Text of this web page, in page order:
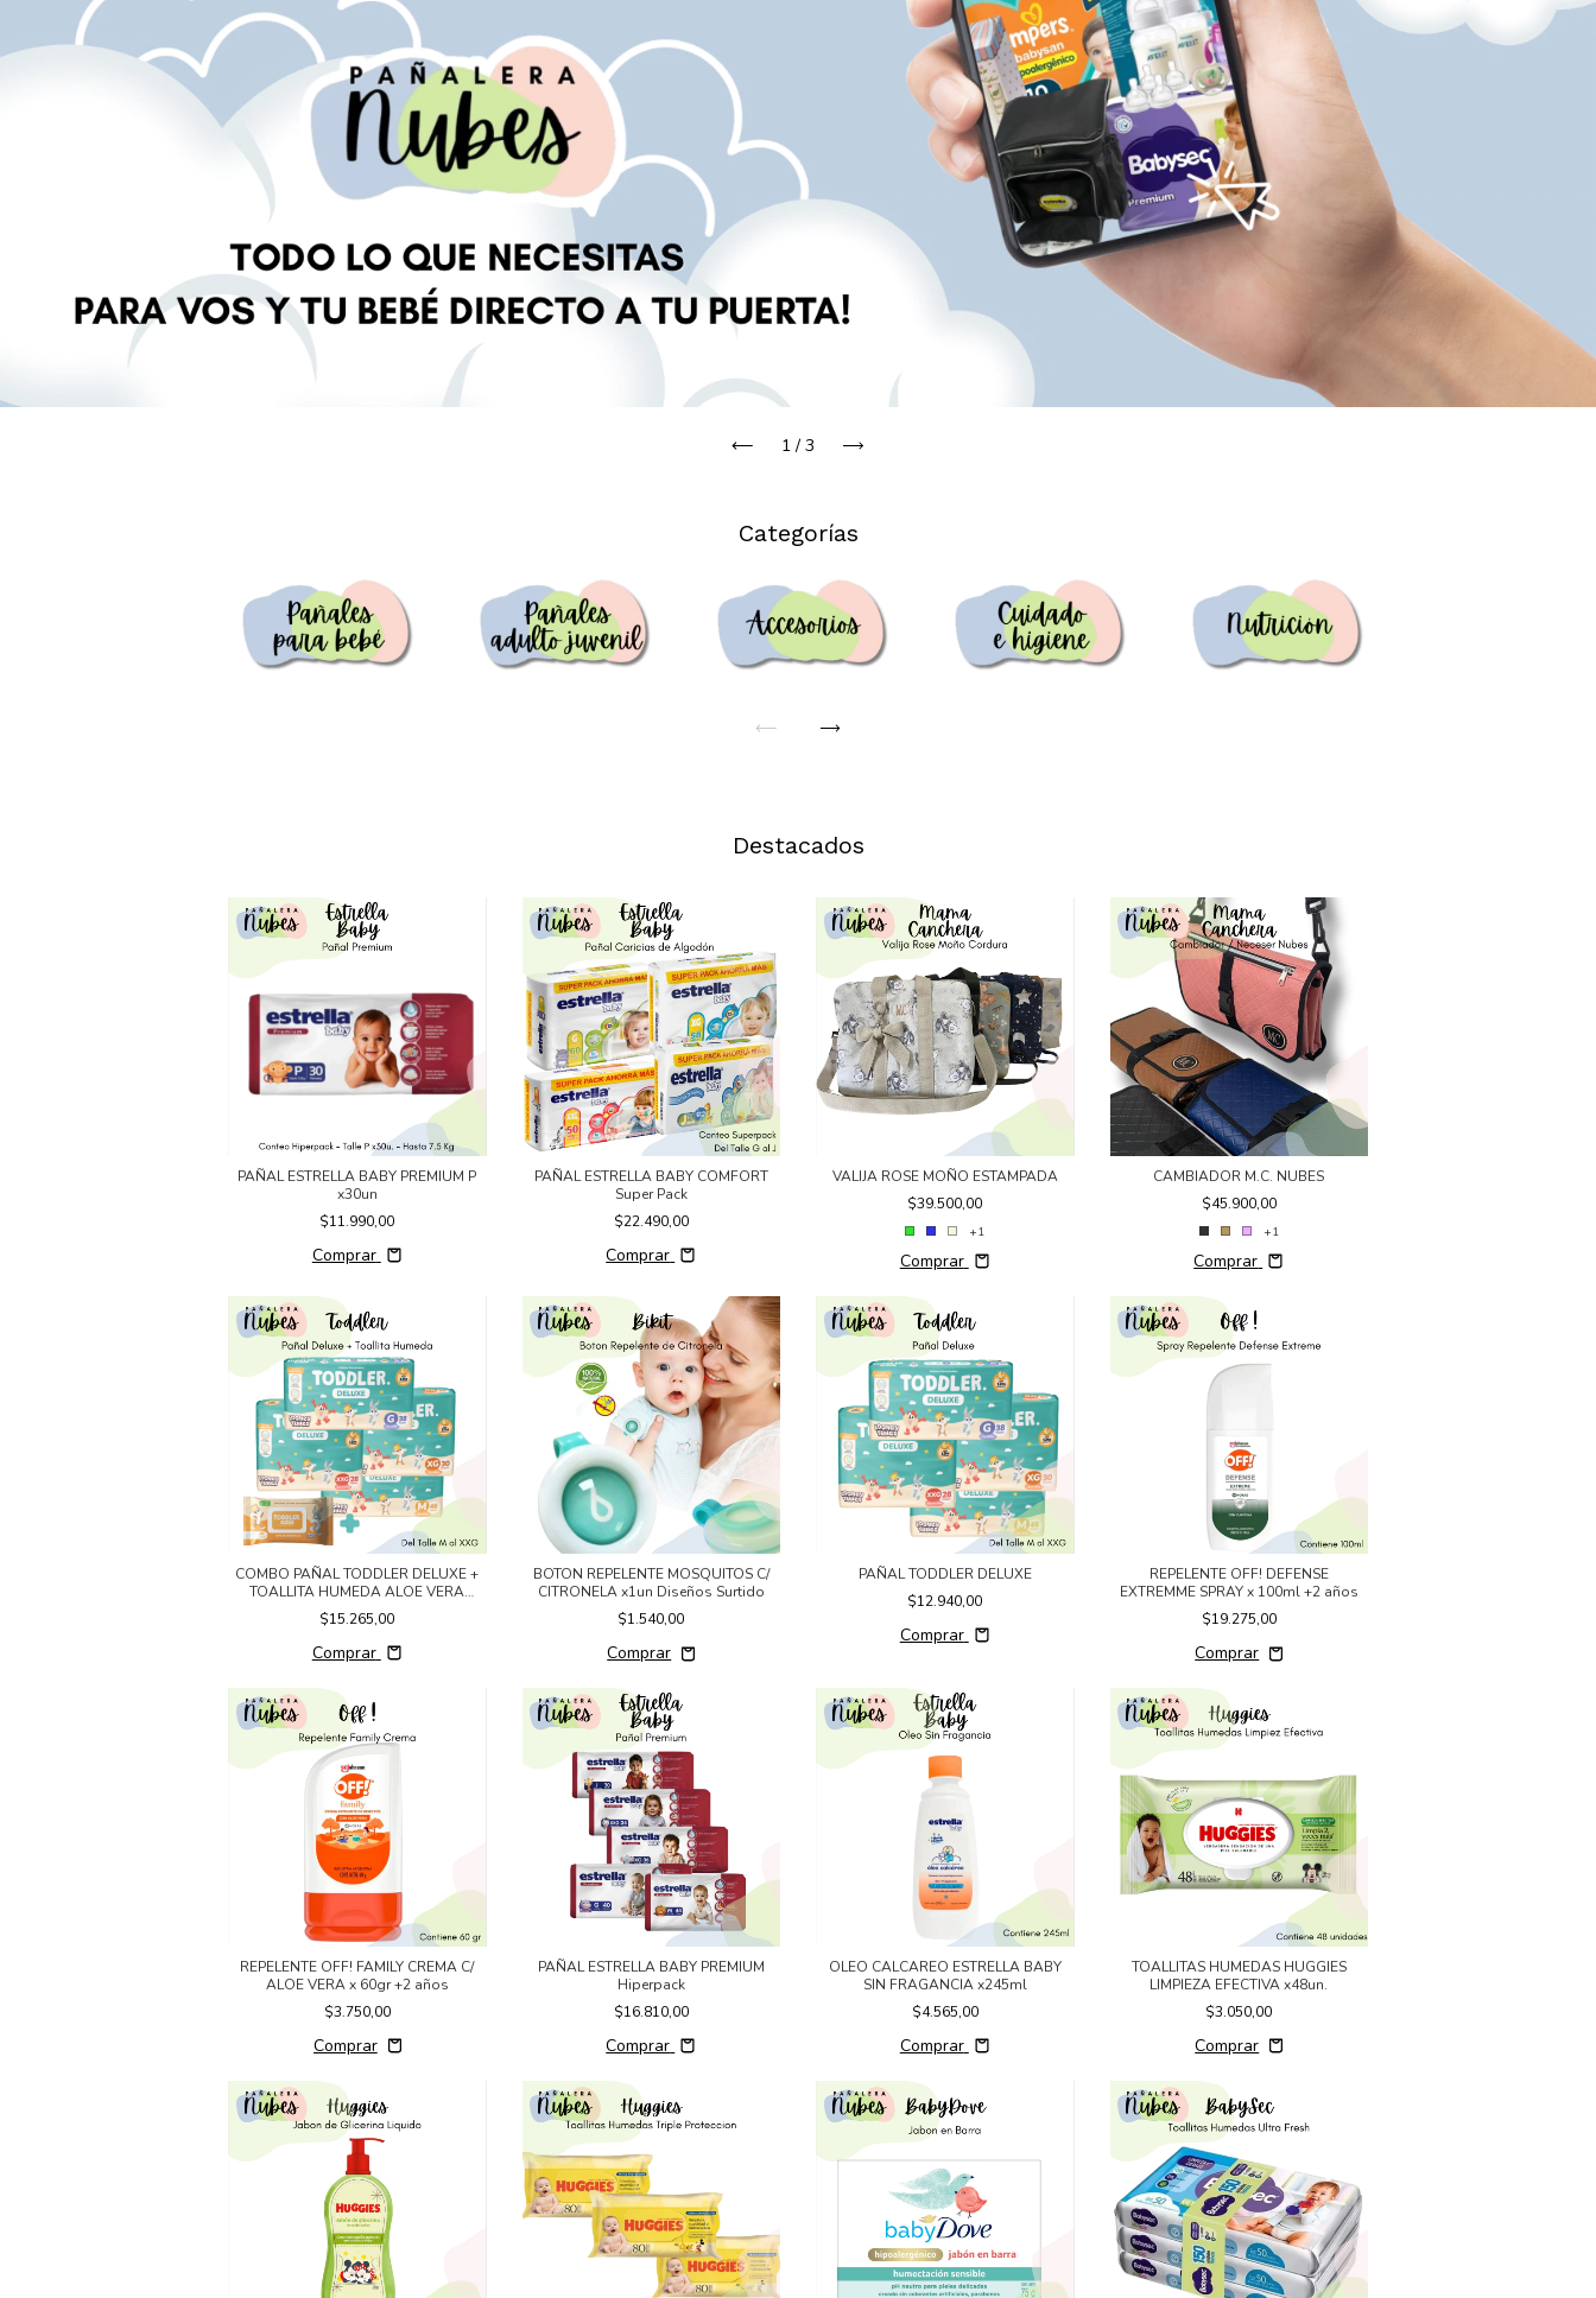
2 / 3
Categorías
Destacados
PAÑAL ESTRELLA BABY PREMIUM P
x30un
$11.990,00
Comprar
PAÑAL ESTRELLA BABY COMFORT
Super Pack
$22.490,00
Comprar
VALIJA ROSE MOÑO ESTAMPADA
$39.500,00
+1
Comprar
CAMBIADOR M.C. NUBES
$45.900,00
+1
Comprar
COMBO PAÑAL TODDLER DELUXE +
TOALLITA HUMEDA ALOE VERA
x48un
$15.265,00
Comprar
BOTON REPELENTE MOSQUITOS C/
CITRONELA x1un Diseños Surtido
$1.540,00
PAÑAL TODDLER DELUXE
$12.940,00
Comprar
REPELENTE OFF! DEFENSE
EXTREMME SPRAY x 100ml +2 años
$19.275,00
REPELENTE OFF! FAMILY CREMA C/
ALOE VERA x 60gr +2 años
$3.750,00
PAÑAL ESTRELLA BABY PREMIUM
Hiperpack
$16.810,00
Comprar
OLEO CALCAREO ESTRELLA BABY
SIN FRAGANCIA x245ml
$4.565,00
Comprar
TOALLITAS HUMEDAS HUGGIES
LIMPIEZA EFECTIVA x48un.
$3.050,00